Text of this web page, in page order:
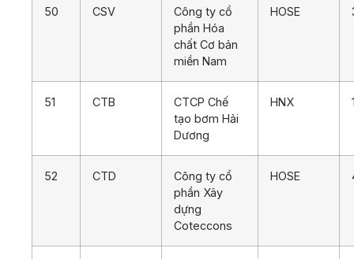
50 CSV
Công ty cổ
phần Hóa
chất Cơ bản
miền Nam
HOSE
51 CTB
CTCP Chế
tạo bơm Hải
Dương
HNX
52 CTD
Công ty cổ
phần Xây
dựng
Coteccons
HOSE